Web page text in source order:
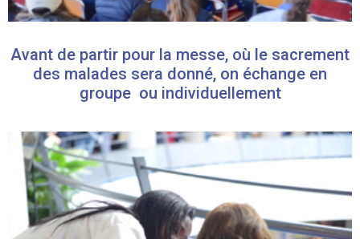
Avant de partir pour la messe, où le sacrement
des malades sera donné, on échange en
groupe ou individuellement